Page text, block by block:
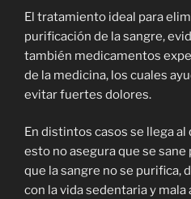
El tratamiento ideal para
purificación de la sangre,
también medicamentos
de la medicina, los cuales
evitar fuertes dolores.
En distintos casos se llega
esto no asegura que se
que la sangre no se purifica,
con la vida sedentaria y